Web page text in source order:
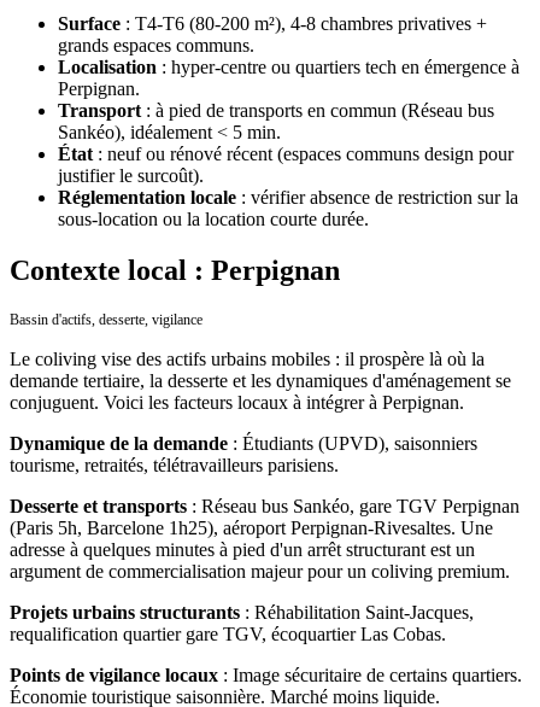
Surface : T4-T6 (80-200 m²), 4-8 chambres privatives +
grands espaces communs.
Localisation : hyper-centre ou quartiers tech en émergence à
Perpignan.
Transport : à pied de transports en commun (Réseau bus
Sankéo), idéalement < 5 min.
État : neuf ou rénové récent (espaces communs design pour
justifier le surcoût).
Réglementation locale : vérifier absence de restriction sur la
sous-location ou la location courte durée.
Contexte local : Perpignan
Bassin d'actifs, desserte, vigilance
Le coliving vise des actifs urbains mobiles : il prospère là où la
demande tertiaire, la desserte et les dynamiques d'aménagement se
conjuguent. Voici les facteurs locaux à intégrerà Perpignan.
Dynamique de la demande : Étudiants (UPVD), saisonniers
tourisme, retraités, télétravailleurs parisiens.
Desserte et transports : Réseau bus Sankéo, gare TGV Perpignan
(Paris 5h, Barcelone 1h25), aéroport Perpignan-Rivesaltes. Une
adresse à quelques minutes à pied d'un arrêt structurant est un
argument de commercialisation majeur pour un coliving premium.
Projets urbains structurants : Réhabilitation Saint-Jacques,
requalification quartier gare TGV, écoquartier Las Cobas.
Points de vigilance locaux : Image sécuritaire de certains quartiers.
Économie touristique saisonnière. Marché moins liquide.